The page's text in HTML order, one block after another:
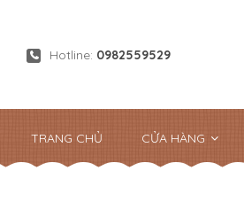
Hotline: 0982559529
TRANG CHỦ CỬA HÀNG